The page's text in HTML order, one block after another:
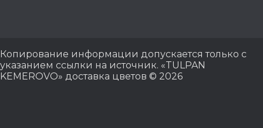
Копирование информации допускается только с
указанием ссылки на источник. «TULPAN
KEMEROVO» доставка цветов © 2026